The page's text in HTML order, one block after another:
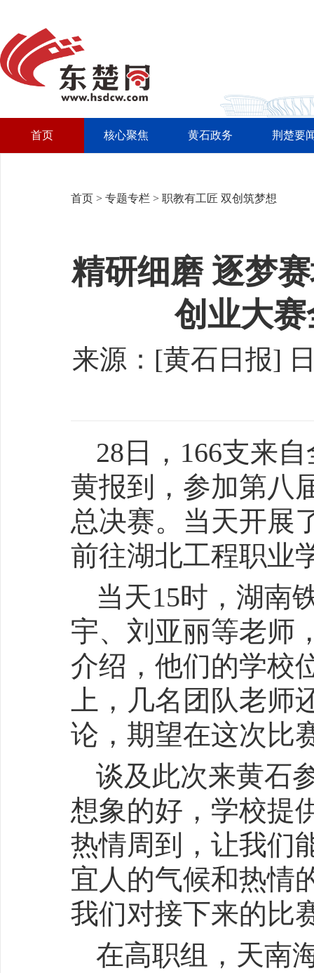
首页 核心聚焦 黄石政务 荆楚要
首页 > 专题专栏 > 职教有工匠 双创筑梦想
精研细磨 逐梦
创业大
来源：[黄石日报]
28日，166支来
黄报到，参加第八
总决赛。当天开展
前往湖北工程职业
当天15时，湖南
宇、刘亚丽等老师
介绍，他们的学校
上，几名团队老师
论，期望在这次比
谈及此次来黄石
想象的好，学校提
热情周到，让我们
宜人的气候和热情
我们对接下来的比
在高职组，天南